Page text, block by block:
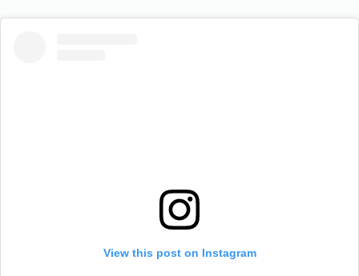
View this post on Instagram